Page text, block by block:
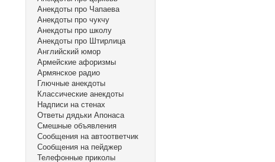
Анекдоты про Чапаева
Анекдоты про чукчу
Анекдоты про школу
Анекдоты про Штирлица
Английский юмор
Армейские афоризмы
Армянское радио
Глючные анекдоты
Классические анекдоты
Надписи на стенах
Ответы дядьки Апонаса
Смешные объявления
Сообщения на автоответчик
Сообщения на пейджер
Телефонные приколы